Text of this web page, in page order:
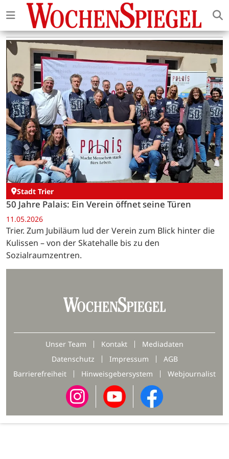
Stadt Trier
50 Jahre Palais: Ein Verein öffnet seine Türen
11.05.2026
Trier. Zum Jubiläum lud der Verein zum Blick hinter die
Kulissen – von der Skatehalle bis zu den
Sozialraumzentren.
Unser Team Kontakt
Mediadaten
Datenschutz
Impressum
AGB
Barrierefreiheit
Hinweisgebersystem Webjournalist